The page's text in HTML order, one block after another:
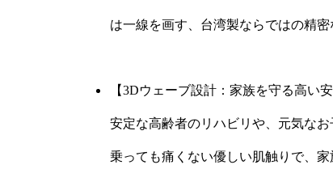
は一線を画す、台湾製ならではの精
【3Dウェーブ設計：家族を守る高い
安定な高齢者のリハビリや、元気な
乗っても痛くない優しい肌触りで、